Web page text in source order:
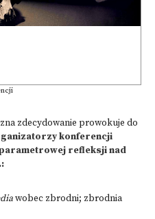
zdecydowanie prowokuje do
konferencji
refleksji nad
wobec zbrodni; zbrodnia